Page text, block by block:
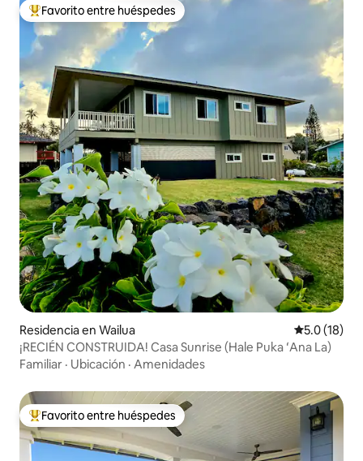
De los mejores en Favorito entre huéspedes
Favorito entre huéspedes
Residencia en Wailua Calificación
5.0 (18)
¡RECIÉN CONSTRUIDA! Casa Sunrise (Hale Puka ʻAna La)
Familiar · Ubicación · Amenidades
De los mejores en Favorito entre huéspedes
Favorito entre huéspedes